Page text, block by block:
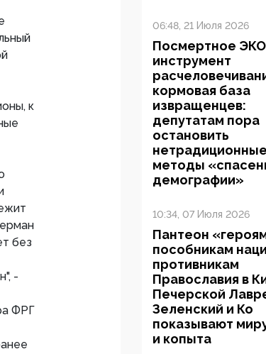
к
без
-
ФРГ
06:48, 21 Июля 2026
Посмертное ЭКО
инструмент
кормовая база
извращенцев:
депутатам пора
остановить
нетрадиционные
методы
демографии»
10:34, 07 Июля 2026
Пантеон
пособникам
противникам
Православия в
Печерской
Зеленский и Ко
показывают
и копыта